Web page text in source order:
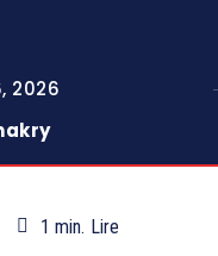
2026
1 min. Lire